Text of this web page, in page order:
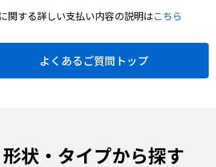
関する詳しい支払い内容の説明はこちら
よくあるご質問トップ
形状・タイプから探す